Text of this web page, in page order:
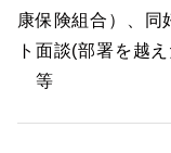
康保険組合）、同
ト面談(部署を越
等